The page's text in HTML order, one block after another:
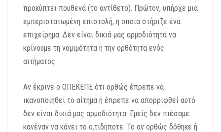
προκύπτει πουθενά (το αντίθετο). Πρώτον, υπήρχε μια
εμπεριστατωμένη επιστολή, η οποία στήριζε ένα
επιχείρημα. Δεν είναι δικιά μας αρμοδιότητα να
κρίνουμε τη νομιμότητα ή την ορθότητα ενός
αιτήματος.
Αν έκρινε ο ΟΠΕΚΕΠΕ ότι ορθώς έπρεπε να
ικανοποιηθεί το αίτημα ή έπρεπε να απορριφθεί αυτό
δεν είναι δικιά μας αρμοδιότητα. Εμείς δεν πιέσαμε
κανέναν να κάνει το ο,τιδήποτε. Το αν ορθώς δόθηκε ή